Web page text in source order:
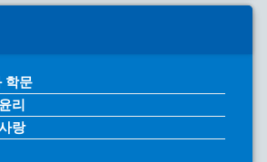
학문
리
랑